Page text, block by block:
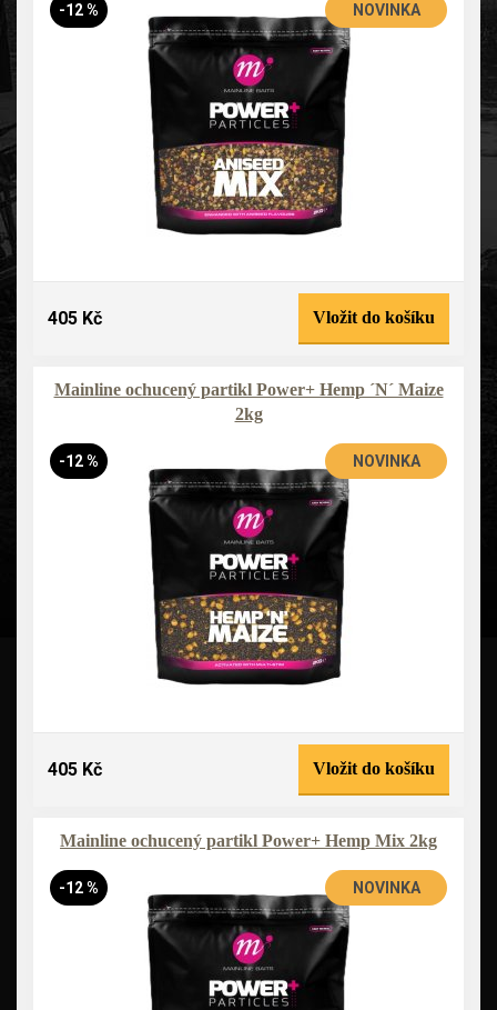
-12 % NOVINKA
405 Kč Vložit do košíku
Mainline ochucený partikl Power+ Hemp ´N´ Maize
2kg
-12 % NOVINKA
405 Kč Vložit do košíku
Mainline ochucený partikl Power+ Hemp Mix 2kg
-12 % NOVINKA